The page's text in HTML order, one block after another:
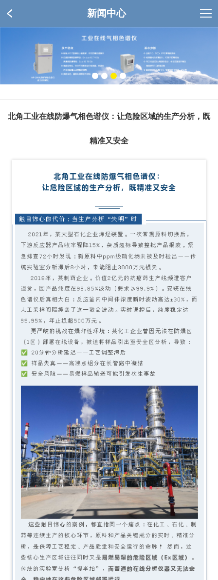
新闻中心
北角工业在线防爆气相色谱仪：让危险区域的生产分析，既
精准又安全